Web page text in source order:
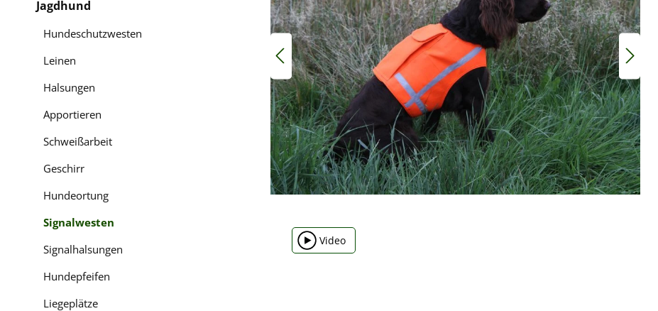
Jagdhund
Hundeschutzwesten
Leinen
Halsungen
Apportieren
Schweißarbeit
Geschirr
Hundeortung
Signalwesten
Signalhalsungen
Hundepfeifen
Liegeplätze
Video